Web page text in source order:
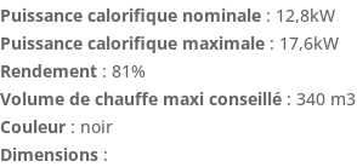
Puissance calorifique nominale : 12,8kW
Puissance calorifique maximale : 17,6kW
Rendement : 81%
Volume de chauffe maxi conseillé : 340 m3
Couleur : noir
Dimensions :